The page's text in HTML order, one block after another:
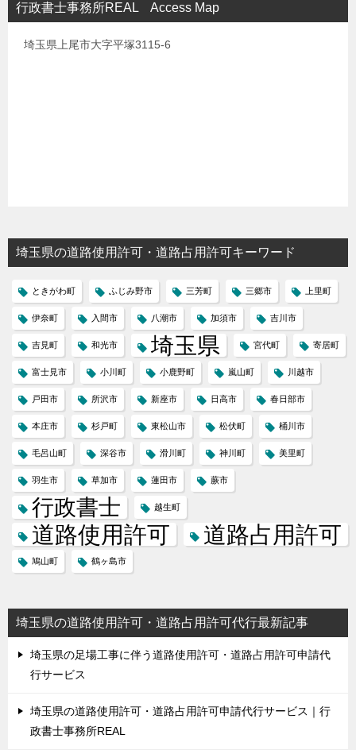
行政書士事務所REAL Access Map
埼玉県上尾市大字平塚3115-6
埼玉県の道路使用許可・道路占用許可キーワード
ときがわ町 ふじみ野市 三芳町 三郷市 上里町
伊奈町 入間市 八潮市 加須市 吉川市
吉見町 和光市 埼玉県 宮代町 寄居町
富士見市 小川町 小鹿野町 嵐山町 川越市
戸田市 所沢市 新座市 日高市 春日部市
本庄市 杉戸町 東松山市 松伏町 桶川市
毛呂山町 深谷市 滑川町 神川町 美里町
羽生市 草加市 蓮田市 蕨市
行政書士 越生町
道路使用許可 道路占用許可
鳩山町 鶴ヶ島市
埼玉県の道路使用許可・道路占用許可代行最新記事
埼玉県の足場工事に伴う道路使用許可・道路占用許可申請代
行サービス
埼玉県の道路使用許可・道路占用許可申請代行サービス｜行
政書士事務所REAL